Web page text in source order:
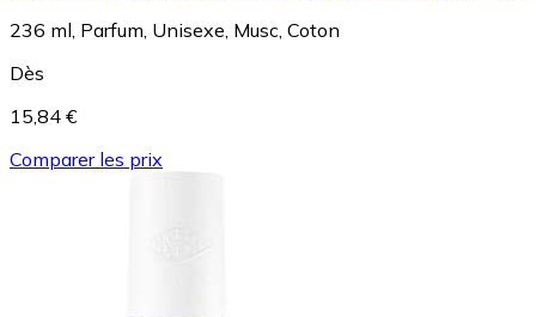
236 ml, Parfum, Unisexe, Musc, Coton
Dès
15,84 €
Comparer les prix